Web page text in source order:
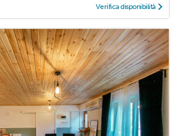
Verifica disponibilità